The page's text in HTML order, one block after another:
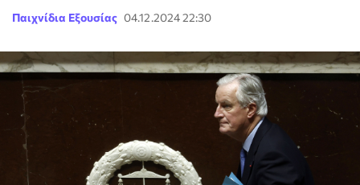
Παιχνίδια Εξουσίας 04.12.2024 22:30